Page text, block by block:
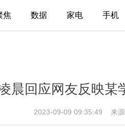
焦 数据 家电 手机
晨回应网友反映某
2023-09-09 09:35:49 来